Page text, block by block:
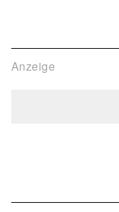
Anzeige